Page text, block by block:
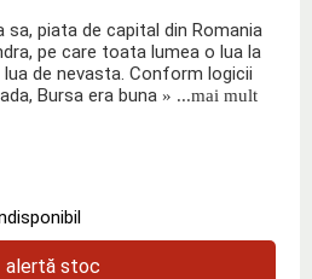
piata de capital din Romania
pe care toata lumea o lua la
de nevasta. Conform logicii
Bursa era buna » ...mai mult
alertă stoc